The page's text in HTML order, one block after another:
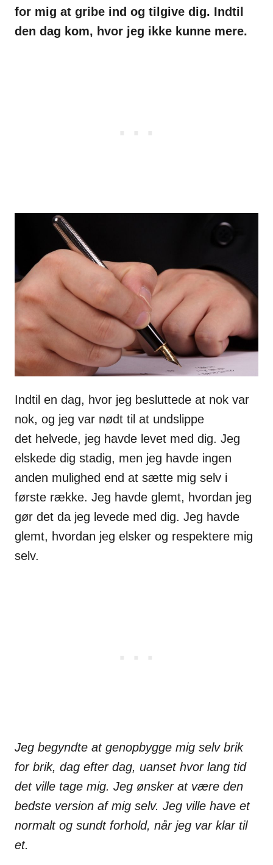
for mig at gribe ind og tilgive dig. Indtil
den dag kom, hvor jeg ikke kunne mere.
Indtil en dag, hvor jeg besluttede at nok var
nok, og jeg var nødt til at undslippe
det helvede, jeg havde levet med dig. Jeg
elskede dig stadig, men jeg havde ingen
anden mulighed end at sætte mig selv i
første række. Jeg havde glemt, hvordan jeg
gør det da jeg levede med dig. Jeg havde
glemt, hvordan jeg elsker og respektere mig
selv.
Jeg begyndte at genopbygge mig selv brik
for brik, dag efter dag, uanset hvor lang tid
det ville tage mig. Jeg ønsker at være den
bedste version af mig selv. Jeg ville have et
normalt og sundt forhold, når jeg var klar til
et.